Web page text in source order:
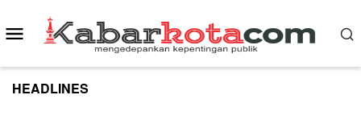
to
content
Mobile
Menu
HEADLINES